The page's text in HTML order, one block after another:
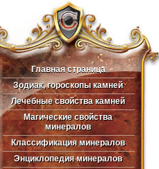
Главная страница
Главная страница
Зодиак, гороскопы камней
Зодиак, гороскопы камней
Лечебные свойства камней
Лечебные свойства камней
Магические свойства
минералов
Магические свойства
минералов
Классификация минералов
Классификация минералов
Энциклопедия минералов
Энциклопедия минералов